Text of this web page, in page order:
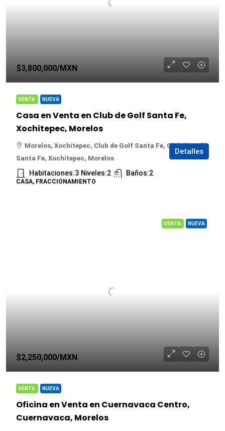
$3,800,000/MXN
VENTA NUEVA
Casa en Venta en Club de Golf Santa Fe,
Xochitepec, Morelos
Morelos, Xochitepec, Club de Golf Santa Fe, Club de Golf
Santa Fe, Xochitepec, Morelos
Habitaciones:3 Niveles:2 Baños:2
CASA, FRACCIONAMIENTO
Detalles
VENTA NUEVA
$2,250,000/MXN
VENTA NUEVA
Oficina en Venta en Cuernavaca Centro,
Cuernavaca, Morelos